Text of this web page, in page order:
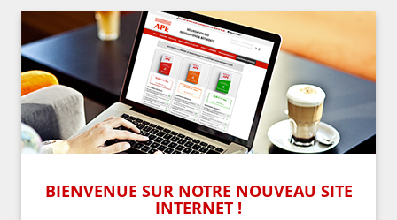
BIENVENUE SUR NOTRE NOUVEAU SITE
INTERNET !